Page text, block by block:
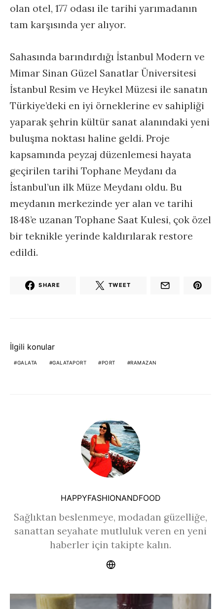
olan otel, 177 odası ile tarihi yarımadanın
tam karşısında yer alıyor.
Sahasında barındırdığı İstanbul Modern ve
Mimar Sinan Güzel Sanatlar Üniversitesi
İstanbul Resim ve Heykel Müzesi ile sanatın
Türkiye’deki en iyi örneklerine ev sahipliği
yaparak şehrin kültür sanat alanındaki yeni
buluşma noktası haline geldi. Proje
kapsamında peyzaj düzenlemesi hayata
geçirilen tarihi Tophane Meydanı da
İstanbul’un ilk Müze Meydanı oldu. Bu
meydanın merkezinde yer alan ve tarihi
1848’e uzanan Tophane Saat Kulesi, çok özel
bir teknikle yerinde kaldırılarak restore
edildi.
SHARE TWEET
İlgili konular
GALATA GALATAPORT PORT RAMAZAN
HAPPYFASHIONANDFOOD
Sağlıktan beslenmeye, modadan güzelliğe,
sanattan seyahate mutluluk veren en yeni
haberler için takipte kalın.